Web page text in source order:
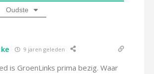
Oudste
9 jaren geleden
is GroenLinks prima bezig. Waar